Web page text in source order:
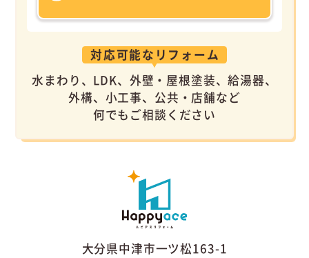
対応可能なリフォーム
水まわり、LDK、外壁・屋根塗装、給湯器、
外構、小工事、公共・店舗など
何でもご相談ください
大分県中津市一ツ松163-1